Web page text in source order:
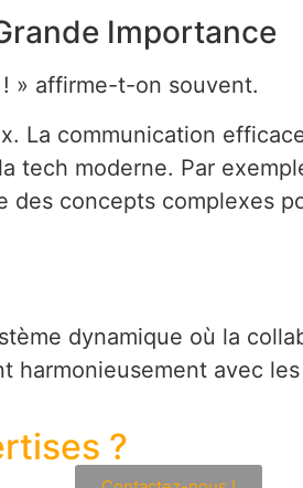
Importance
» affirme-t-on souvent.
La communication
tech moderne. Par
concepts complexes
dynamique où la
harmonieusement avec
?